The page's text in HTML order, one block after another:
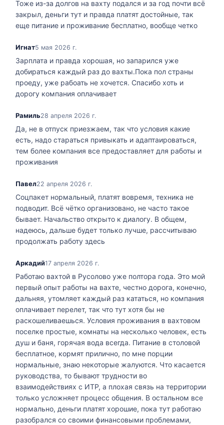
Тоже из-за долгов на вахту подался и за год почти всё
закрыл, деньги тут и правда платят достойные, так
еще питание и проживание бесплатно, вообще четко
Игнат5 мая 2026 г.
Зарплата и правда хорошая, но запарился уже
добираться каждый раз до вахты.Пока пол страны
проеду, уже рабоать не хочется. Спасибо хоть и
дорогу компания оплачивает
Рамиль28 апреля 2026 г.
Да, не в отпуск приезжаем, так что условия какие
есть, надо стараться привыкать и адаптаироваться,
тем более компания все предоставляет для работы и
проживания
Павел22 апреля 2026 г.
Соцпакет нормальный, платят вовремя, техника не
подводит. Всё чётко организовано, не часто такое
бывает. Начальство открыто к диалогу. В общем,
надеюсь, дальше будет только лучше, рассчитываю
продолжать работу здесь
Аркадий17 апреля 2026 г.
Работаю вахтой в Русолово уже полтора года. Это мой
первый опыт работы на вахте, честно дорога, конечно,
дальняя, утомляет каждый раз кататься, но компания
оплачивает перелет, так что тут хотя бы не
раскошеливаешься. Условия проживания в вахтовом
поселке простые, комнаты на несколько человек, есть
душ и баня, горячая вода всегда. Питание в столовой
бесплатное, кормят прилично, по мне порции
нормальные, знаю некоторые жалуются. Что касается
руководства, то бывают трудности во
взаимодействиях с ИТР, а плохая связь на территории
только усложняет процесс общения. В остальном все
нормально, деньги платят хорошие, пока тут работаю
разобрался со своими финансовыми проблемами,